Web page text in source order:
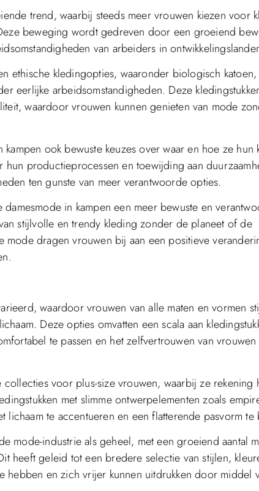
trend, waarbij steeds meer vrouwen kiezen voor
beweging wordt gedreven door een groeiend
van arbeiders in
ethische kledingopties, waaronder biologisch katoen,
eerlijke arbeidsomstandigheden. Deze
waardoor vrouwen kunnen genieten van mode
ook bewuste keuzes over waar en hoe ze hun
productieprocessen en toewijding aan
ten gunste van meer verantwoorde opties.
in kampen een meer bewuste en
stijlvolle en trendy kleding zonder de planeet of de
mode dragen vrouwen bij aan een positieve
waardoor vrouwen van alle maten en vormen
Deze opties omvatten een scala aan
te passen en het zelfvertrouwen van vrouwen
voor plus-size vrouwen, waarbij ze rekening
met slimme ontwerpelementen zoals
te accentueren en een flatterende pasvorm te
mode-industrie als geheel, met een groeiend aantal
heeft geleid tot een bredere selectie van stijlen,
en zich vrijer kunnen uitdrukken door middel